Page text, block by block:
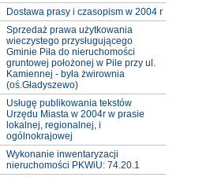
Dostawa prasy i czasopism w 2004 r
Sprzedaż prawa użytkowania
wieczystego przysługującego
Gminie Piła do nieruchomości
gruntowej położonej w Pile przy ul.
Kamiennej - była żwirownia
(oś.Gładyszewo)
Usługę publikowania tekstów
Urzędu Miasta w 2004r w prasie
lokalnej, regionalnej, i
ogólnokrajowej
Wykonanie inwentaryzacji
nieruchomości PKWiU: 74.20.1